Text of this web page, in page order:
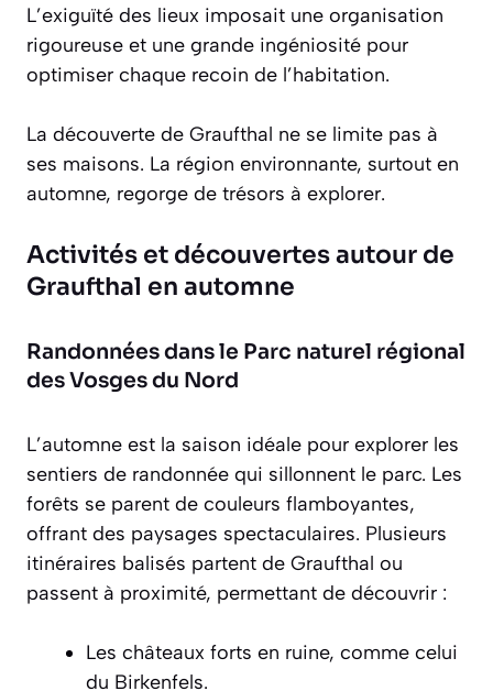
L’exiguïté des lieux imposait une organisation
rigoureuse et une grande ingéniosité pour
optimiser chaque recoin de l’habitation.
La découverte de Graufthal ne se limite pas à
ses maisons. La région environnante, surtout en
automne, regorge de trésors à explorer.
Activités et découvertes autour de
Graufthal en automne
Randonnées dans le Parc naturel régional
des Vosges du Nord
L’automne est la saison idéale pour explorer les
sentiers de randonnée qui sillonnent le parc. Les
forêts se parent de couleurs flamboyantes,
offrant des paysages spectaculaires. Plusieurs
itinéraires balisés partent de Graufthal ou
passent à proximité, permettant de découvrir :
Les châteaux forts en ruine, comme celui
du Birkenfels.